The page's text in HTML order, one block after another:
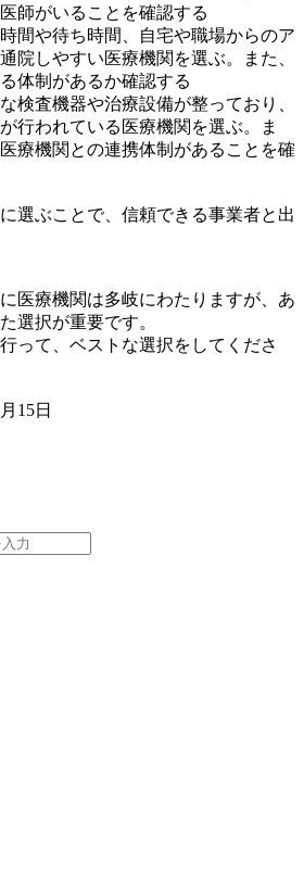
師がいることを確認する
間や待ち時間、自宅や職場からのア
院しやすい医療機関を選ぶ。また、
体制があるか確認する
検査機器や治療設備が整っており、
行われている医療機関を選ぶ。ま
療機関との連携体制があることを確
選ぶことで、信頼できる事業者と出
医療機関は多岐にわたりますが、あ
選択が重要です。
って、ベストな選択をしてくださ
15日